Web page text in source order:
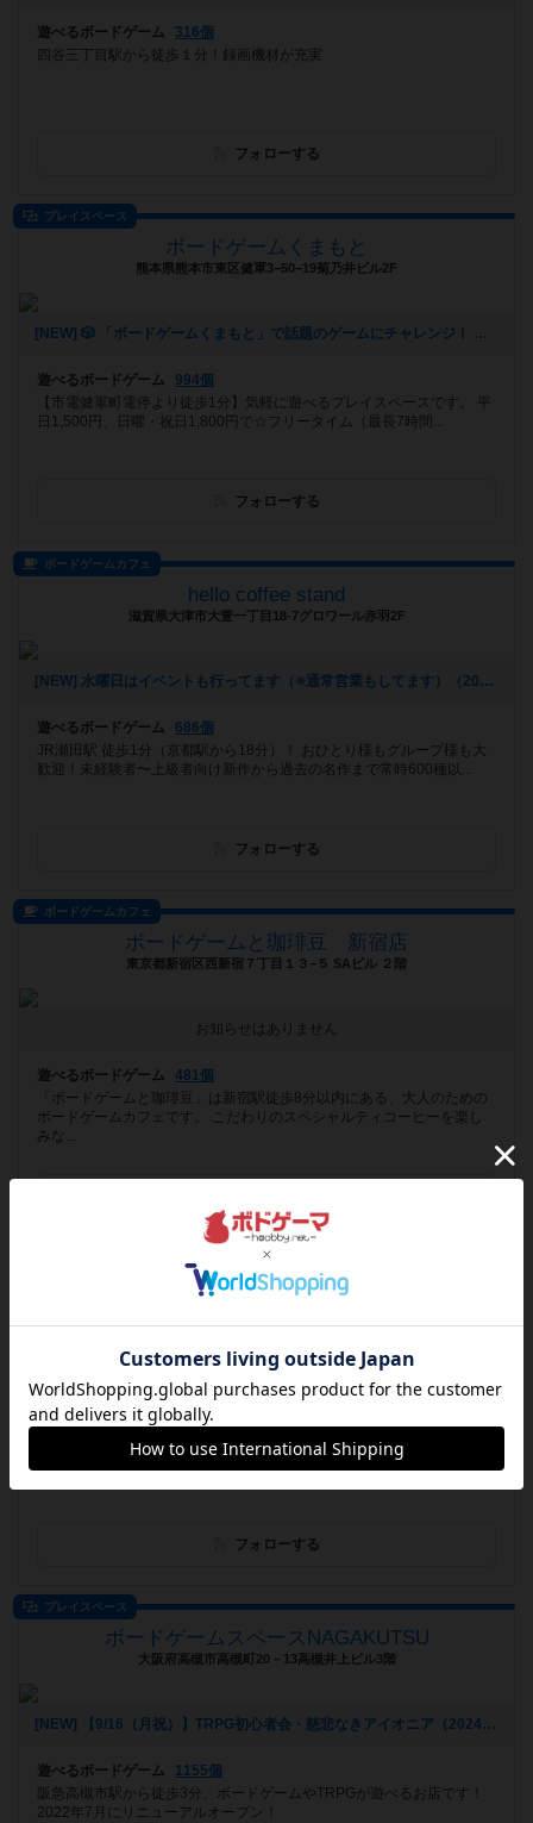
遊べるボードゲーム
316個
四谷三丁目駅から徒歩１分！録画機材が充実
フォローする
プレイスペース
ボードゲームくまもと
熊本県熊本市東区健軍3−50−19菊乃井ビル2F
[NEW] 🎲 「ボードゲームくまもと」で話題のゲームにチャレンジ！ 🚀✨（2024年12月16日 12時53分）
遊べるボードゲーム
994個
【市電健軍町電停より徒歩1分】気軽に遊べるプレイスペースです。 平
日1,500円、日曜・祝日1,800円で☆フリータイム（最長7時間...
フォローする
ボードゲームカフェ
hello coffee stand
滋賀県大津市大萱一丁目18-7グロワール赤羽2F
[NEW] 水曜日はイベントも行ってます（※通常営業もしてます）（2024年11月22日 16時51分）
遊べるボードゲーム
686個
JR瀬田駅 徒歩1分（京都駅から18分）！ おひとり様もグループ様も大
歓迎！未経験者〜上級者向け新作から過去の名作まで常時600種以...
フォローする
ボードゲームカフェ
ボードゲームと珈琲豆 新宿店
東京都新宿区西新宿７丁目１３−５ SAビル ２階
お知らせはありません
遊べるボードゲーム
481個
「ボードゲームと珈琲豆」は新宿駅徒歩8分以内にある、大人のための
ボードゲームカフェです。 こだわりのスペシャルティコーヒーを楽し
みな...
ボードゲームショップ＆カフェ クエスチョン
遊べるボードゲーム 1145個
1000種類のゲームが遊べる！ さいたま市の本屋の中にあるボードゲ
フォローする
プレイスペース
ボードゲームスペースNAGAKUTSU
大阪府高槻市高槻町20－13高槻井上ビル3階
[NEW] 【9/16（月祝）】TRPG初心者会・慈悲なきアイオニア（2024年09月07日 22時01分）
遊べるボードゲーム
1155個
阪急高槻市駅から徒歩3分、ボードゲームやTRPGが遊べるお店です！
2022年7月にリニューアルオープン！